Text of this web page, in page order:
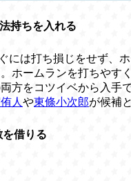
持ちを入れる
には打ち損じをせず、
ホームランを打ちやす
方をコツイベから入手
人や東條小次郎が候補
借りる